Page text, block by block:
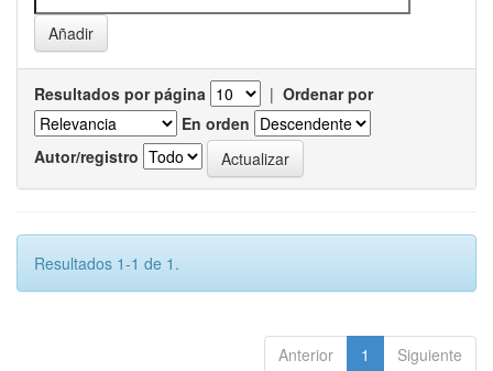
Resultados por página | Ordenar por
En orden
Autor/registro
Resultados 1-1 de 1.
Anterior 1 Siguiente